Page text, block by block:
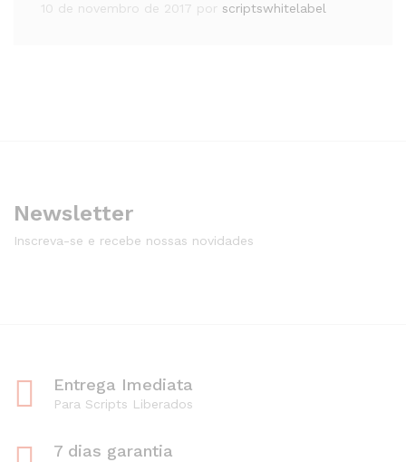
10 de novembro de 2017 por scriptswhitelabel
Newsletter
Inscreva-se e recebe nossas novidades
Entrega Imediata
Para Scripts Liberados
7 dias garantia